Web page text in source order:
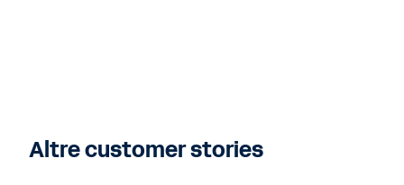
Altre customer stories